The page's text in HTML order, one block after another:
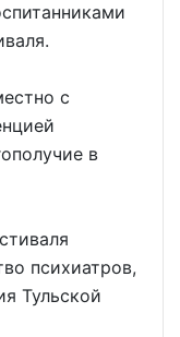
с
в
психиатров,
Тульской